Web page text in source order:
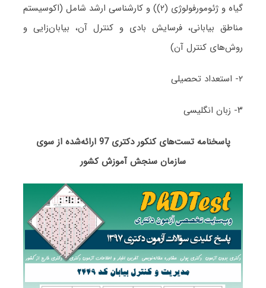
گیاه و ژئومورفولوژی (۲)) و کارشناسی ارشد شامل (اکوسیستم
مناطق بیابانی، فرسایش بادی و کنترل آن، بیابان‌زایی و
روش‌های کنترل آن)
۲- استعداد تحصیلی
۳- زبان انگلیسی
پاسخنامه تست‌های کنکور دکتری 97 ارائه‌شده از سوی
سازمان سنجش آموزش کشور